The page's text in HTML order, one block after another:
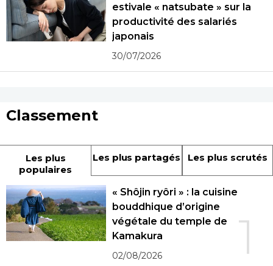
estivale « natsubate » sur la
productivité des salariés
japonais
30/07/2026
Classement
Les plus
populaires
Les plus partagés Les plus scrutés
1
« Shôjin ryôri » : la cuisine
bouddhique d’origine
végétale du temple de
Kamakura
02/08/2026